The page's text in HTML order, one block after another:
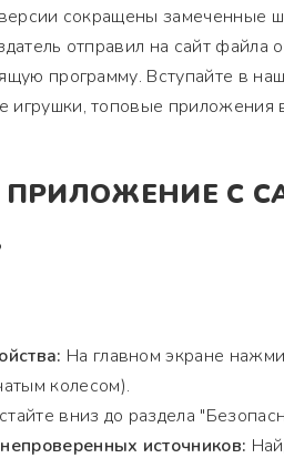
сокращены замеченные
отправил на сайт
программу. Вступайте в
игрушки, топовые
С
На главном экране
колесом).
вниз до раздела
источников: